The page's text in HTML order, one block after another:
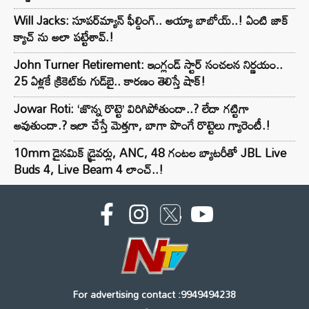
Will Jacks: సూపర్‌మ్యాన్ ఫీల్డింగ్.. అయ్యా బాబోయ్..! ఏంటి జాక్
క్యాచ్ ను అలా పట్టేశావ్.!
John Turner Retirement: ఇంగ్లండ్ స్టార్ సంచలన నిర్ణయం..
25 ఏళ్లకే క్రికెట్‌కు గుడ్‌బై.. కారణం తెలిస్తే షాక్!
Jowar Roti: ‘జొన్న రొట్టె’ విరిగిపోతుందా..? లేదా గట్టిగా
అవుతుందా.? ఇలా చేస్తే మెత్తగా, బాగా పొంగే రొట్టెలు గ్యారెంటీ.!
10mm డైనమిక్ డ్రైవర్లు, ANC, 48 గంటల బ్యాటరీతో JBL Live
Buds 4, Live Beam 4 లాంచ్..!
For advertising contact :9949494238